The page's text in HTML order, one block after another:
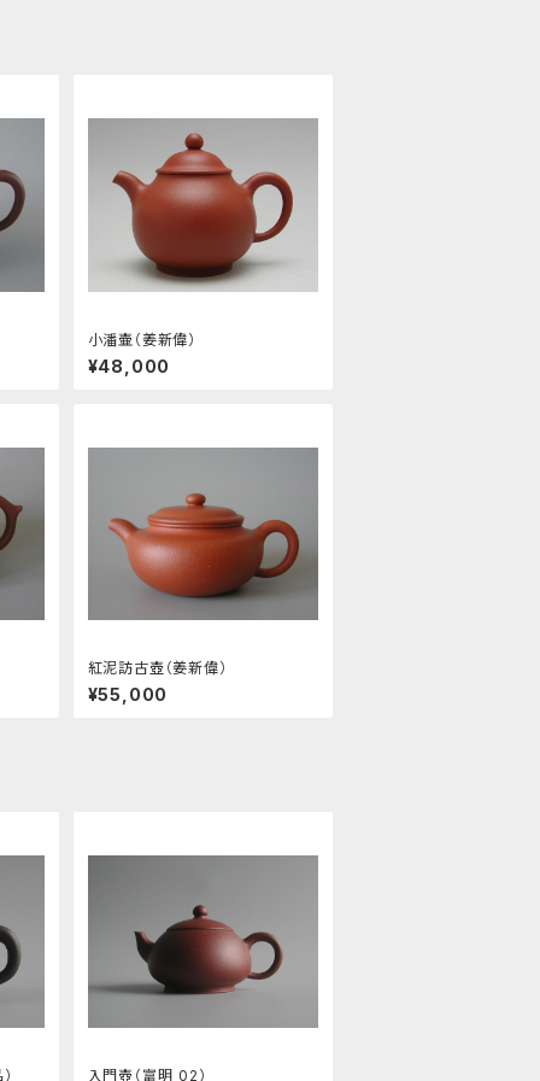
小潘壷（姜新偉）
¥48,000
紅泥訪古壺（姜新偉）
¥55,000
入門壺（富明_02）